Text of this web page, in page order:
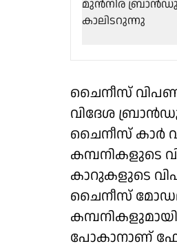
ചൈനീസ്
വിദേശ
ചൈനീസ് കാർ
കമ്പനികളുടെ
കാറുകളുടെ
ചൈനീസ്
പോകാനാണ്